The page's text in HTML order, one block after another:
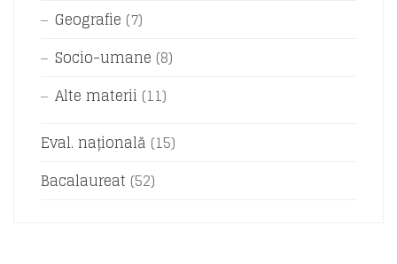
Geografie (7)
Socio-umane (8)
Alte materii (11)
Eval. națională (15)
Bacalaureat (52)